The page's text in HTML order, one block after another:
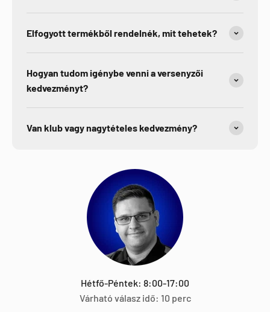
Elfogyott termékből rendelnék, mit tehetek?
Hogyan tudom igénybe venni a versenyzői
kedvezményt?
Van klub vagy nagytételes kedvezmény?
Hétfő-Péntek: 8:00-17:00
Várható válasz idő: 10 perc